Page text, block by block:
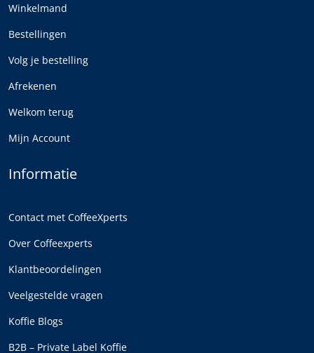
Winkelmand
Bestellingen
Volg je bestelling
Afrekenen
Welkom terug
Mijn Account
Informatie
Contact met CoffeeXperts
Over Coffeexperts
Klantbeoordelingen
Veelgestelde vragen
Koffie Blogs
B2B – Private Label Koffie